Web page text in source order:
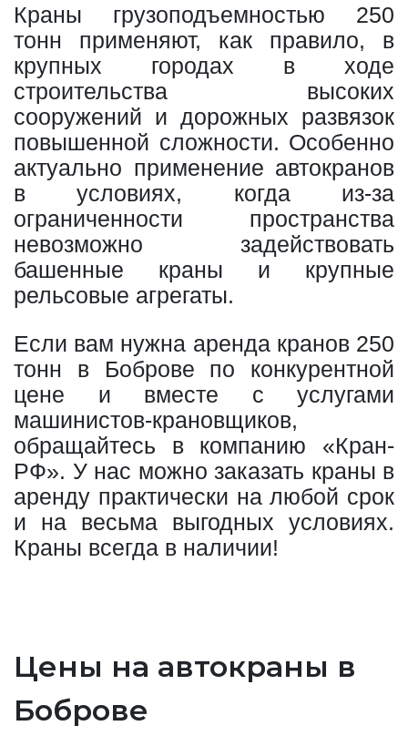
Краны грузоподъемностью 250
тонн применяют, как правило, в
крупных городах в ходе
строительства высоких
сооружений и дорожных развязок
повышенной сложности. Особенно
актуально применение автокранов
в условиях, когда из-за
ограниченности пространства
невозможно задействовать
башенные краны и крупные
рельсовые агрегаты.
Если вам нужна аренда кранов 250
тонн в Боброве по конкурентной
цене и вместе с услугами
машинистов-крановщиков,
обращайтесь в компанию «Кран-
РФ». У нас можно заказать краны в
аренду практически на любой срок
и на весьма выгодных условиях.
Краны всегда в наличии!
Цены на автокраны в
Боброве